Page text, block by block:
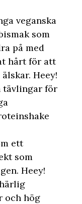
veganska
som
på med
hårt för att
Heey!
tävlingar för
ett
som
Heey!
och hög